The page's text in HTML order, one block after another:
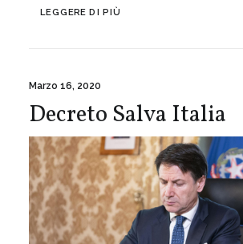
LEGGERE DI PIÙ
Marzo 16, 2020
Decreto Salva Italia